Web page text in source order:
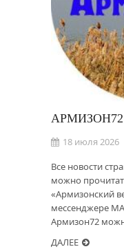
18 июля 2026
Все новости
можно
«Армизонский
мессенджере
Армизон72
ДАЛЕЕ